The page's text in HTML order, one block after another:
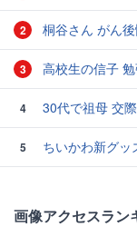
2 桐谷さん がん
3 高校生の信子
4 30代で祖母 交
5
ちいかわ新グッ
画像アクセスラン